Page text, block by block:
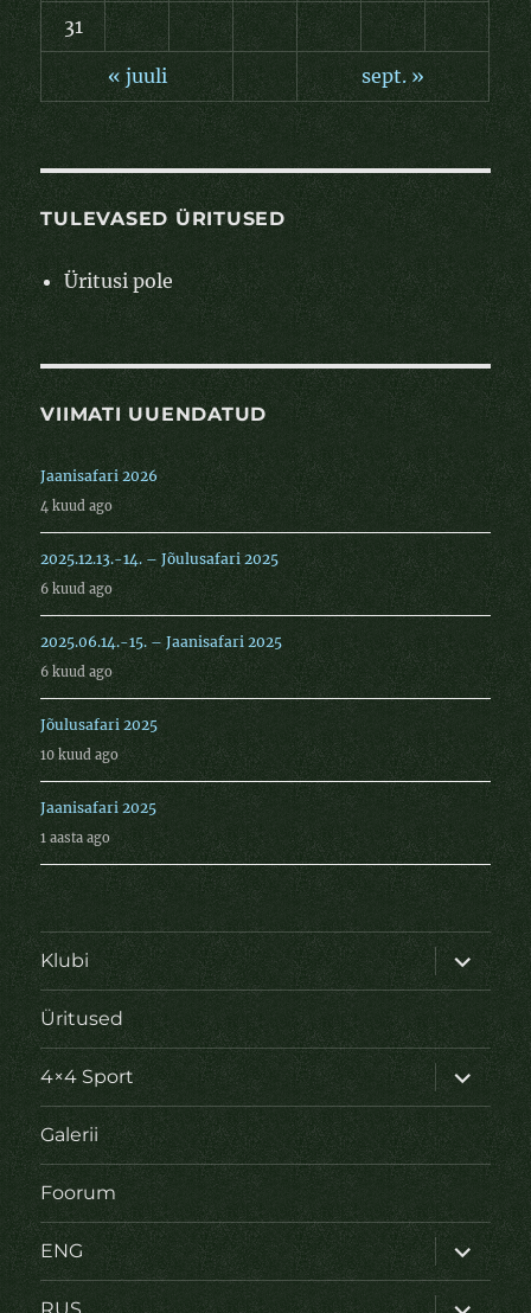
31
« juuli sept. »
TULEVASED ÜRITUSED
Üritusi pole
VIIMATI UUENDATUD
Jaanisafari 2026
4 kuud ago
2025.12.13.-14. – Jõulusafari 2025
6 kuud ago
2025.06.14.-15. – Jaanisafari 2025
6 kuud ago
Jõulusafari 2025
10 kuud ago
Jaanisafari 2025
1 aasta ago
Klubi
laienda
Üritused
4×4 Sport
laienda
Galerii
Foorum
ENG
laienda
laienda